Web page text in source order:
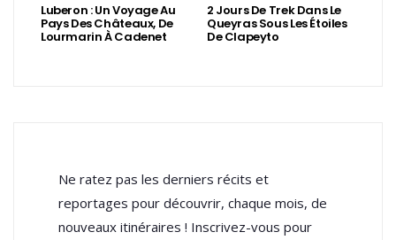
Luberon : Un Voyage Au
Pays Des Châteaux, De
Lourmarin À Cadenet
2 Jours De Trek Dans Le
Queyras Sous Les Étoiles
De Clapeyto
Ne ratez pas les derniers récits et
reportages pour découvrir, chaque mois, de
nouveaux itinéraires ! Inscrivez-vous pour